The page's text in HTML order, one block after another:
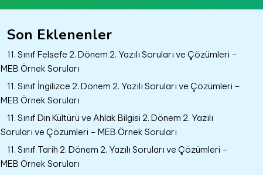
Son Eklenenler
11. Sınıf Felsefe 2. Dönem 2. Yazılı Soruları ve Çözümleri –
MEB Örnek Soruları
11. Sınıf İngilizce 2. Dönem 2. Yazılı Soruları ve Çözümleri –
MEB Örnek Soruları
11. Sınıf Din Kültürü ve Ahlak Bilgisi 2. Dönem 2. Yazılı
Soruları ve Çözümleri – MEB Örnek Soruları
11. Sınıf Tarih 2. Dönem 2. Yazılı Soruları ve Çözümleri –
MEB Örnek Soruları